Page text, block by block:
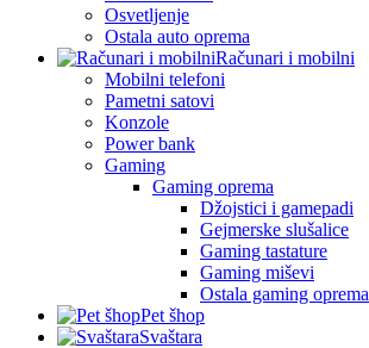
Osvetljenje
Ostala auto oprema
Računari i mobilni
Mobilni telefoni
Pametni satovi
Konzole
Power bank
Gaming
Gaming oprema
Džojstici i gamepadi
Gejmerske slušalice
Gaming tastature
Gaming miševi
Ostala gaming oprema
Pet šhop
Svaštara